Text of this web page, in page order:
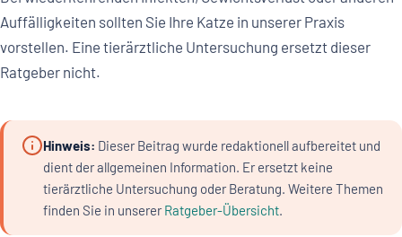
Auffälligkeiten sollten Sie Ihre Katze in unserer Praxis
vorstellen. Eine tierärztliche Untersuchung ersetzt dieser
Ratgeber nicht.
Hinweis: Dieser Beitrag wurde redaktionell aufbereitet und
dient der allgemeinen Information. Er ersetzt keine
tierärztliche Untersuchung oder Beratung. Weitere Themen
finden Sie in unserer Ratgeber-Übersicht.